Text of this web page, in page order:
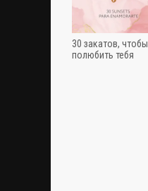
30 закатов, чтобы
полюбить тебя